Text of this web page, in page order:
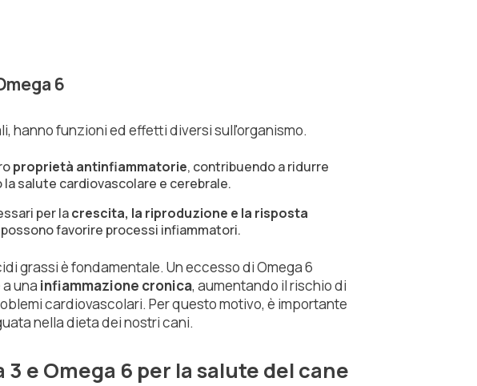
6
hanno funzioni ed effetti diversi sull'organismo.
proprietà antinfiammatorie, contribuendo a ridurre
salute cardiovascolare e cerebrale.
per lacrescita, la riproduzione e la risposta
favorire processi infiammatori.
grassi è fondamentale. Un eccesso di Omega 6
una infiammazione cronica, aumentando il rischio di
cardiovascolari. Per questo motivo, è importante
nella dieta dei nostri cani.
e Omega 6 per la salute del cane